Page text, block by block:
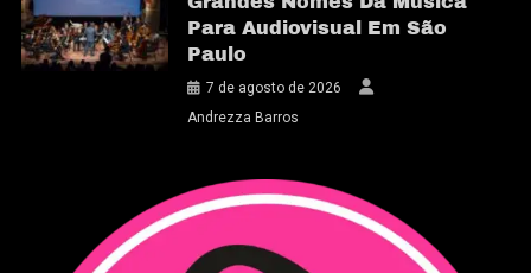
Para Audiovisual Em São
Paulo
7 de agosto de 2026
Andrezza Barros